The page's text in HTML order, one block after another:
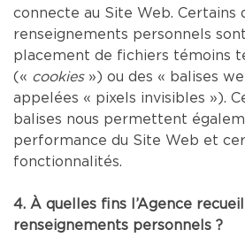
connecte au Site Web. Certains
renseignements personnels
placement de fichiers témoins
(« cookies») ou des « balises
appelées « pixels invisibles »).
balises nous permettent
performance du Site Web et
fonctionnalités.
4. À quelles fins l’Agence
renseignements personnels ?